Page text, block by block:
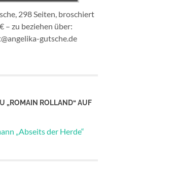
298 Seiten, broschiert
– zu beziehen über:
gutsche.de
„ROMAIN ROLLAND“ AUF
„Abseits der Herde“